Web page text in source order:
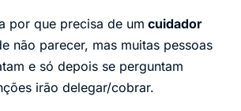
por que precisa de um cuidador
não parecer, mas muitas pessoas
e só depois se perguntam
irão delegar/cobrar.